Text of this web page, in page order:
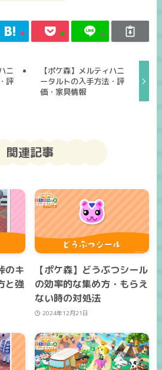
ニ
評
【ポケ森】メルティハニ
ータルトの入手方法・評
価・家具情報
関連記事
のキ
と強
【ポケ森】どうぶつシール
の効率的な集め方・もらえ
ない時の対処法
2024年12月21日